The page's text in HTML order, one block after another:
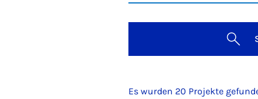
Es wurden 20 Projekte